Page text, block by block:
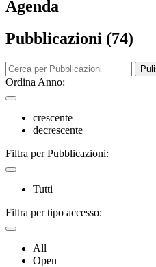
Agenda
Pubblicazioni (74)
Ordina Anno:
crescente
decrescente
Filtra per Pubblicazioni:
Tutti
Filtra per tipo accesso:
All
Open